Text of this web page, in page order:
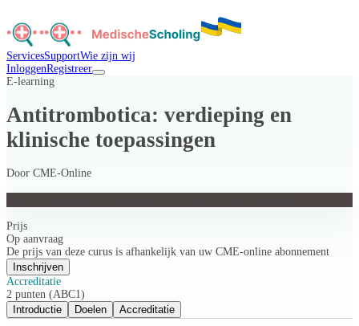
ServicesSupportWie zijn wij
InloggenRegistreer
E-learning
Antitrombotica: verdieping en
klinische toepassingen
Door CME-Online
Prijs
Op aanvraag
De prijs van deze curus is afhankelijk van uw CME-online abonnement
Inschrijven
Accreditatie
2 punten (ABC1)
Introductie
Doelen Accreditatie